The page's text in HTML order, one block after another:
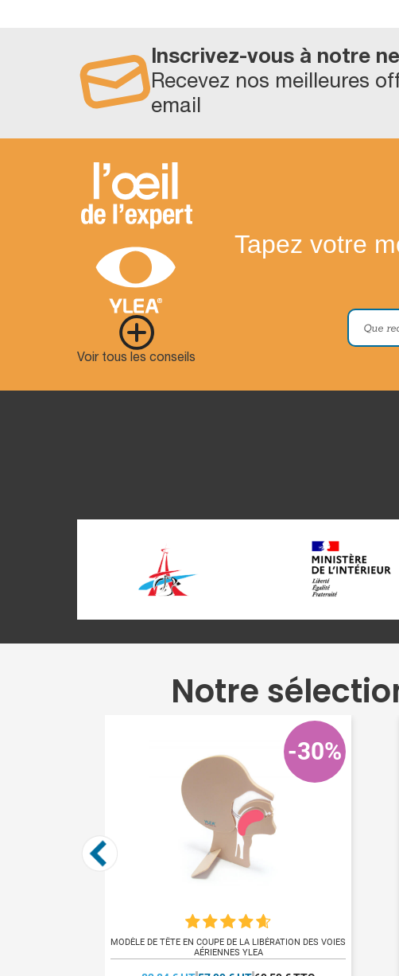
Inscrivez-vous à notre
Recevez nos meilleures
email
Voir tous les conseils
Tapez votre
Notre
MODÈLE DE TÊTE EN COUPE DE LA LIBÉRATION DES VOIES
AÉRIENNES YLEA
-30%